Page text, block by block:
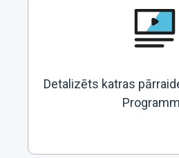
Detalizēts katras